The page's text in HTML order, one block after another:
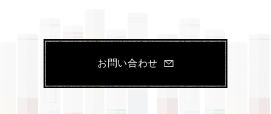
お問い合わせ